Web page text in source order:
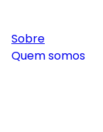
Sobre
Quem somos